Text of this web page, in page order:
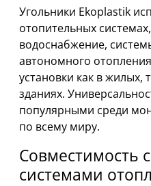
Угольники Ekoplastik
отопительных
водоснабжение,
автономного
установки как в жилых,
зданиях.
популярными среди
по всему миру.
Совместимость
системами